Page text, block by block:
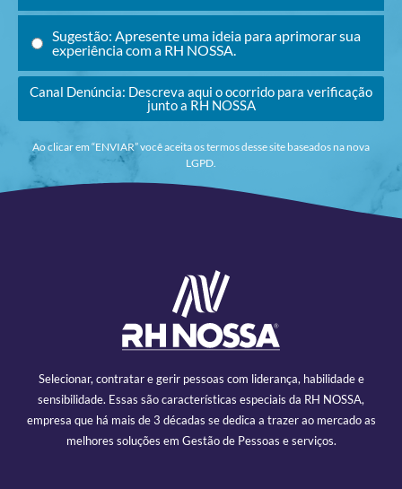
Sugestão: Apresente uma ideia para aprimorar sua
experiência com a RH NOSSA.
Canal Denúncia: Descreva aqui o ocorrido para verificação
junto a RH NOSSA
Ao clicar em “ENVIAR” você aceita os termos desse site baseados na nova
LGPD.
Selecionar, contratar e gerir pessoas com liderança, habilidade e
sensibilidade. Essas são características especiais da RH NOSSA,
empresa que há mais de 3 décadas se dedica a trazer ao mercado as
melhores soluções em Gestão de Pessoas e serviços.